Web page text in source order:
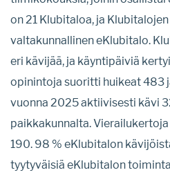
on 21 Klubitaloa, ja
valtakunnallinen eKlubitalo.
eri kävijää, ja käyntipäiviä
opinintoja suoritti huikeat 483
vuonna 2025 aktiivisesti kävi
paikkakunnalta.
190. 98 % eKlubitalon
tyytyväisiä eKlubitalon